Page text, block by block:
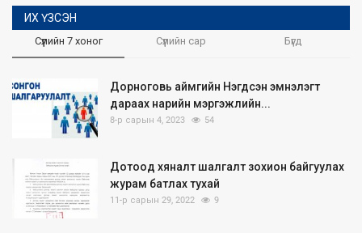
ИХ ҮЗСЭН
Сүүлийн 7 хоног Сүүлийн сар Бүгд
Дорноговь аймгийн Нэгдсэн эмнэлэгт
дараах нарийн мэргэжлийн...
8-р сарын 4, 2023 54
Дотоод хяналт шалгалт зохион байгуулах
журам батлах тухай
11-р сарын 29, 2022 9